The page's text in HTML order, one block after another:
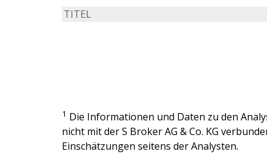
TITEL
1 Die Informationen und Daten zu den
nicht mit derS Broker AG & Co. KG
Einschätzungen seitens der Analysten.